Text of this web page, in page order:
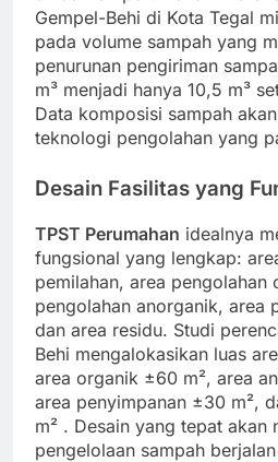
Gempel-Behi di Kota Tegal
pada volume sampah yang
penurunan pengiriman
m³ menjadi hanya 10,5 m³
Data komposisi sampah
teknologi pengolahan yang
Desain Fasilitas yang
TPST Perumahan idealnya
fungsional yang lengkap:
pemilahan, area pengolahan
pengolahan anorganik, area
dan area residu. Studi
Behi mengalokasikan luas
area organik ±60 m², area
area penyimpanan ±30 m²,
m² . Desain yang tepat akan
pengelolaan sampah